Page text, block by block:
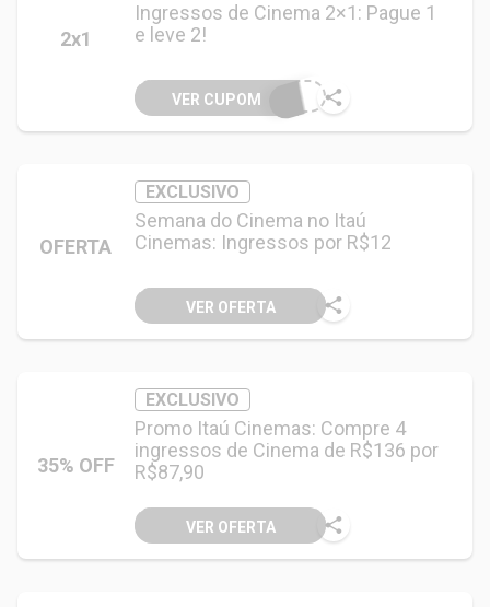
2x1
Ingressos de Cinema 2×1: Pague 1
e leve 2!
VER CUPOM
OFERTA
EXCLUSIVO
Semana do Cinema no Itaú
Cinemas: Ingressos por R$12
VER OFERTA
35% OFF
EXCLUSIVO
Promo Itaú Cinemas: Compre 4
ingressos de Cinema de R$136 por
R$87,90
VER OFERTA